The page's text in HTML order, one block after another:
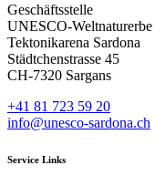
Geschäftsstelle
UNESCO-Weltnaturerbe
Tektonikarena Sardona
Städtchenstrasse 45
CH-7320 Sargans
+41 81 723 59 20
info@unesco-sardona.ch
Service Links